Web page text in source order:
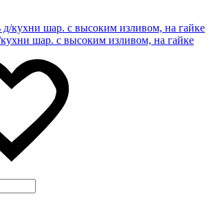
шар. с высоким изливом, на гайке